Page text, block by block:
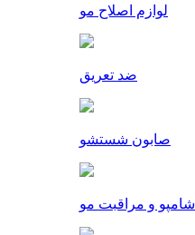
لوازم اصلاح مو
ضد تعریق
صابون شستشو
شامپو و مراقبت مو